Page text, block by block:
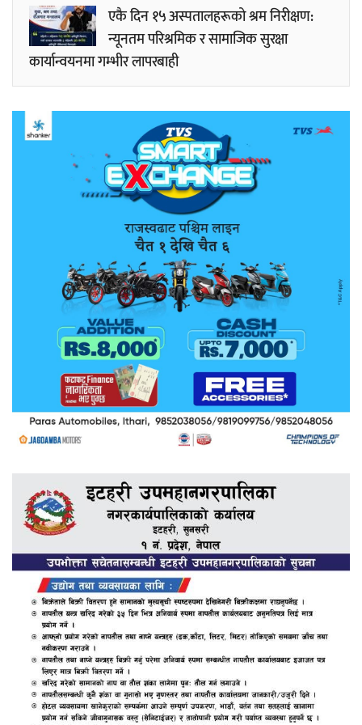
एकै दिन १५ अस्पतालहरूको श्रम निरीक्षण:
न्यूनतम परिश्रमिक र सामाजिक सुरक्षा
कार्यान्वयनमा गम्भीर लापरबाही